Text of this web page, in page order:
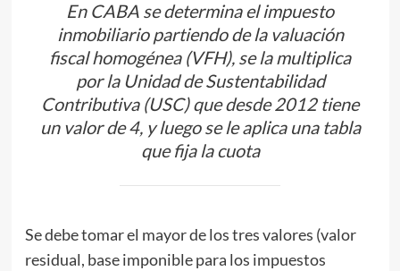
En CABA se determina el impuesto
inmobiliario partiendo de la valuación
fiscal homogénea (VFH), se la multiplica
por la Unidad de Sustentabilidad
Contributiva (USC) que desde 2012 tiene
un valor de 4, y luego se le aplica una tabla
que fija la cuota
Se debe tomar el mayor de los tres valores (valor
residual, base imponible para los impuestos